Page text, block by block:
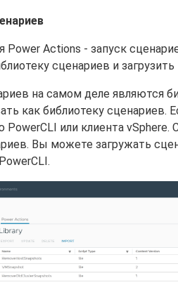
Power Actions - запуск
сценариев и
на самом деле являются
как библиотеку сценариев.
или клиента
Вы можете загружать